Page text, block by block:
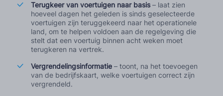
Terugkeer van voertuigen naar basis – laat zien
hoeveel dagen het geleden is sinds geselecteerde
voertuigen zijn teruggekeerd naar het operationele
land, om te helpen voldoen aan de regelgeving die
stelt dat een voertuig binnen acht weken moet
terugkeren na vertrek.
Vergrendelingsinformatie – toont, na het toevoegen
van de bedrijfskaart, welke voertuigen correct zijn
vergrendeld.